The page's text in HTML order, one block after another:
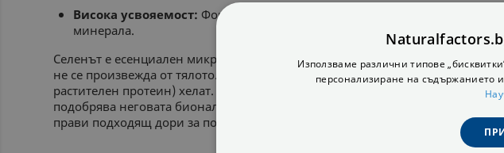
Висока усвояемост: Формулата използва HVP хелат, което улеснява
минерала.
Селенът е есенциален микроелемент, който играе ключова роля в
не се произвежда от тялото. Формулата на този продукт използва HVP
растителен протеин) хелат. Това свързване на минерала с протеини
подобрява неговата бионаличност и намалява риска от дразнене на
прави подходящ дори за по-чувствителни организми.
Използваме различни типове
персонализиране на съдържанието